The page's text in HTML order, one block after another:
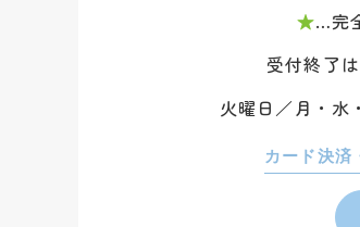
★…完
受付終了
火曜日／月・水
カード決